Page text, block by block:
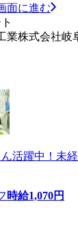
面に進む
業株式会社岐
活躍中！未
時給1,070円